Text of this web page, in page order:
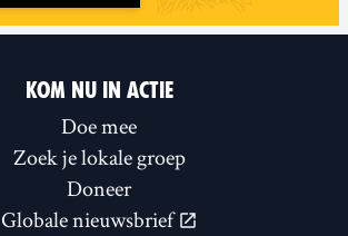
KOM NU IN ACTIE
Doe mee
Zoek je lokale groep
Doneer
Globale nieuwsbrief